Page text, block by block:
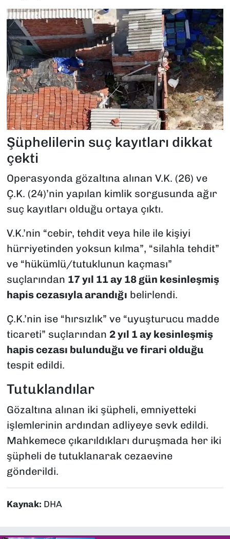
Şüphelilerin suç kayıtları dikkat
çekti
Operasyonda gözaltına alınan V.K. (26) ve
Ç.K. (24)’nin yapılan kimlik sorgusunda ağır
suç kayıtları olduğu ortaya çıktı.
V.K.’nin “cebir, tehdit veya hile ile kişiyi
hürriyetinden yoksun kılma”, “silahla tehdit”
ve “hükümlü/tutuklunun kaçması”
suçlarından 17 yıl 11 ay 18 gün kesinleşmiş
hapis cezasıyla arandığı belirlendi.
Ç.K.’nin ise “hırsızlık” ve “uyuşturucu madde
ticareti” suçlarından 2 yıl 1 ay kesinleşmiş
hapis cezası bulunduğu ve firari olduğu
tespit edildi.
Tutuklandılar
Gözaltına alınan iki şüpheli, emniyetteki
işlemlerinin ardından adliyeye sevk edildi.
Mahkemece çıkarıldıkları duruşmada her iki
şüpheli de tutuklanarak cezaevine
gönderildi.
Kaynak: DHA